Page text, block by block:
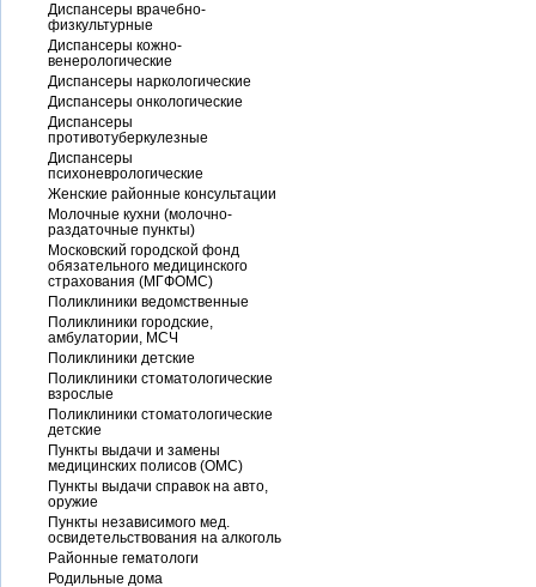
Диспансеры врачебно-
физкультурные
Диспансеры кожно-
венерологические
Диспансеры наркологические
Диспансеры онкологические
Диспансеры
противотуберкулезные
Диспансеры
психоневрологические
Женские районные консультации
Молочные кухни (молочно-
раздаточные пункты)
Московский городской фонд
обязательного медицинского
страхования (МГФОМС)
Поликлиники ведомственные
Поликлиники городские,
амбулатории, МСЧ
Поликлиники детские
Поликлиники стоматологические
взрослые
Поликлиники стоматологические
детские
Пункты выдачи и замены
медицинских полисов (ОМС)
Пункты выдачи справок на авто,
оружие
Пункты независимого мед.
освидетельствования на алкоголь
Районные гематологи
Родильные дома